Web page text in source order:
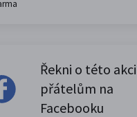
Řekni o této akci
přátelům na
Facebooku